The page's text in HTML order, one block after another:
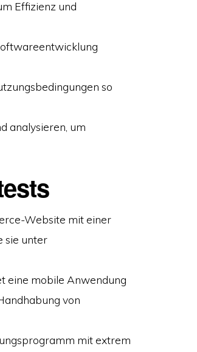
Effizienz und
so
analysieren, um
Website mit einer
sie unter
eine mobile Anwendung
von
mit extrem